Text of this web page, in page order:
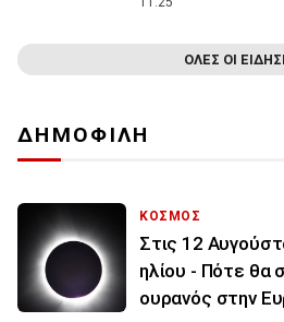
ΟΛΕΣ ΟΙ
ΔΗΜΟΦΙΛΗ
ΚΟΣΜΟΣ
Στις 12
ηλίου - Πότε θα
ουρανός στην